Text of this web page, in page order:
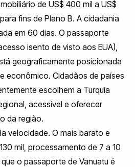
de US$ 400 mil a US$
fins de Plano B. A cidadania
em 60 dias. O passaporte
isento de visto aos EUA),
geograficamente posicionada
econômico. Cidadãos de países
escolhem a Turquia
acessível e oferecer
da região.
velocidade. O mais barato e
mil, processamento de 7 a 10
o passaporte de Vanuatu é